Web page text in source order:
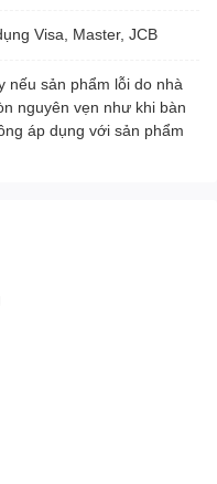
Visa, Master, JCB
nếu sản phẩm lỗi do nhà
nguyên vẹn như khi bàn
áp dụng với sản phẩm